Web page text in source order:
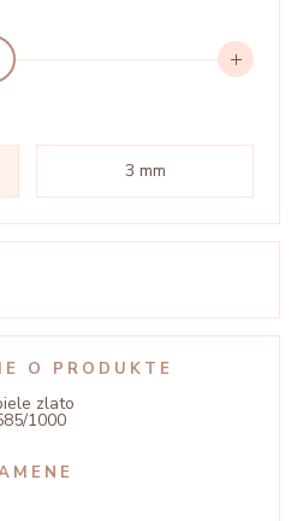
3 mm
O PRODUKTE
zlato
1000